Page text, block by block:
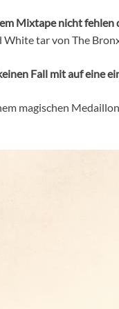
Mixtape nicht
tar von The
Fall mit auf eine
magischen